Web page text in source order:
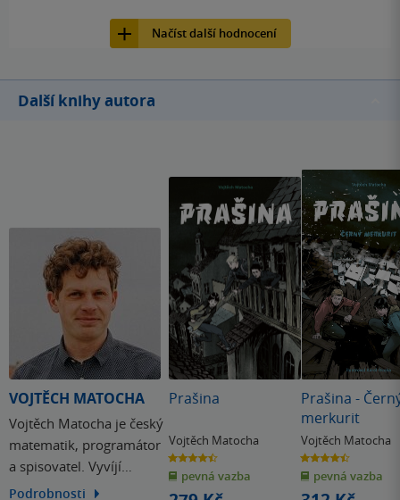
komnaty s En, ale to jak se na sebe naštvali bylo příšerný,
celý první a druhý díl jsem En držela palce snad ještě víc
předchozích dílů to opravdu nemělo! Nedoporučuji.
Načíst další hodnocení
Další knihy autora
VOJTĚCH MATOCHA
Vojtěch Matocha je český
matematik, programátor
a spisovatel. Vyvíjí
software pro mobilní
Podrobnosti
Prašina
Vojtěch Matocha
4.5
z
5
hvězdiček
pevná vazba
Prašina -
merkurit
Vojtěch Matocha
4.5
z
5
hvězdiček
pevná vazba